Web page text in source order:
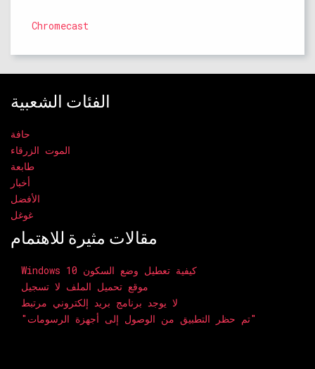
Chromecast
الفئات الشعبية
حافة
الموت الزرقاء
طابعة
أخبار
الأفضل
غوغل
مقالات مثيرة للاهتمام
Windows 10 كيفية تعطيل وضع السكون
موقع تحميل الملف لا تسجيل
لا يوجد برنامج بريد إلكتروني مرتبط
"تم حظر التطبيق من الوصول إلى أجهزة الرسومات"